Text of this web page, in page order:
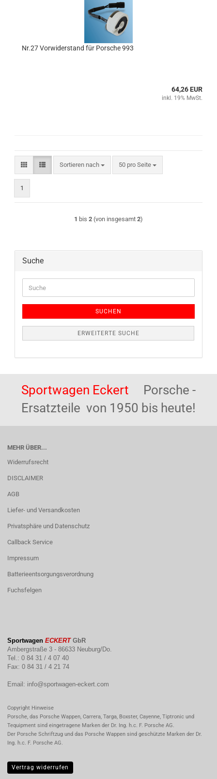
Nr.27 Vorwiderstand für Porsche 993
64,26 EUR
inkl. 19% MwSt.
Sortieren nach
Sortieren nach 50 pro Seite
pro Seite
1
1 bis 2 (von insgesamt 2)
Suche
SUCHEN
ERWEITERTE SUCHE
Sportwagen Eckert Porsche -
Ersatzteile von 1950 bis heute!
MEHR ÜBER...
Widerrufsrecht
DISCLAIMER
AGB
Liefer- und Versandkosten
Privatsphäre und Datenschutz
Callback Service
Impressum
Batterieentsorgungsverordnung
Fuchsfelgen
Sportwagen ECKERTGbR
Ambergstraße 3 - 86633 Neuburg/Do.
Tel.: 0 84 31 / 4 07 40
Fax: 0 84 31 / 4 21 74
Email: info@sportwagen-eckert.com
Copyright Hinweise
Porsche, das Porsche Wappen, Carrera, Targa, Boxster, Cayenne, Tiptronic und
Tequipment sind eingetragene Marken der Dr. Ing. h.c. F. Porsche AG.
Der Porsche Schriftzug und das Porsche Wappen sind geschützte Marken der Dr.
Ing. h.c. F. Porsche AG.
Vertrag widerrufen